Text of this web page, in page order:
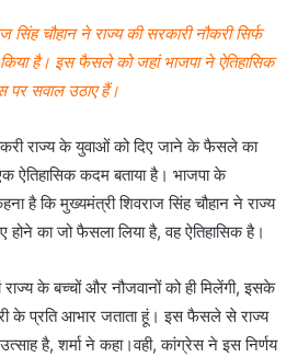
चौहान ने राज्य की सरकारी नौकरी सिर्फ
है। इस फैसले को जहां भाजपा ने ऐतिहासिक
पर सवाल उठाए हैं।
राज्य के युवाओं को दिए जाने के फैसले का
ऐतिहासिक कदम बताया है। भाजपा के
है कि मुख्यमंत्री शिवराज सिंह चौहान ने राज्य
का जो फैसला लिया है, वह ऐतिहासिक है।
के बच्चों और नौजवानों को ही मिलेंगी, इसके
के प्रति आभार जताता हूं। इस फैसले से राज्य
है, शर्मा ने कहा।वही, कांग्रेस ने इस निर्णय